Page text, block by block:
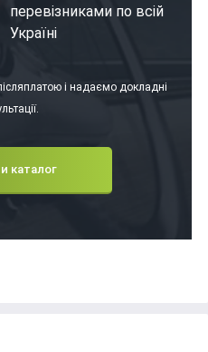
перевізниками по всій
Україні
і надаємо докладні
каталог